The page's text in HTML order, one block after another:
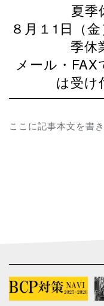
夏
８月１1日（
季休
メール・
は受け
ここに記事本文を書き